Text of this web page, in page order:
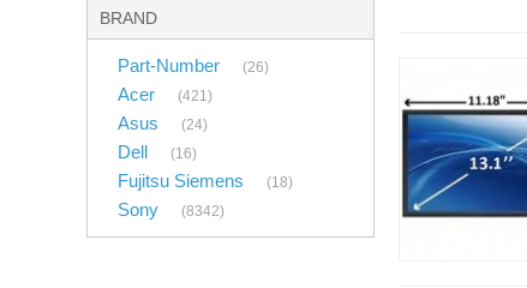
BRAND
Part-Number (26)
Acer (421)
Asus (24)
Dell (16)
Fujitsu Siemens (18)
Sony (8342)